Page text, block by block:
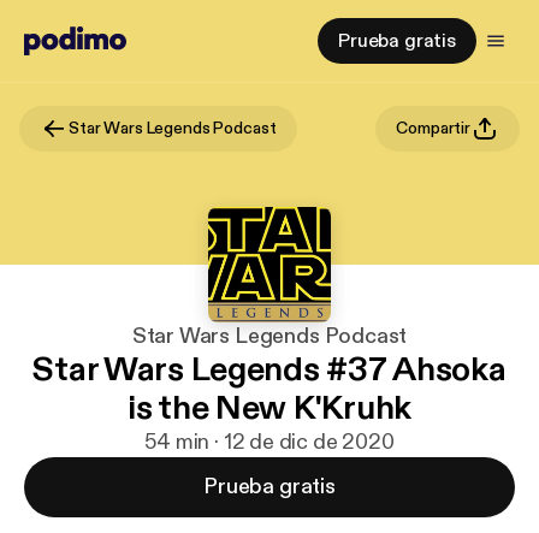
Prueba gratis
Star Wars Legends Podcast Compartir
Star Wars Legends Podcast
Star Wars Legends #37 Ahsoka
is the New K'Kruhk
54 min · 12 de dic de 2020
Prueba gratis